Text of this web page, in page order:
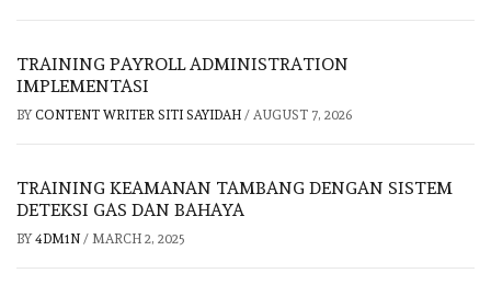
TRAINING PAYROLL ADMINISTRATION
IMPLEMENTASI
BY CONTENT WRITER SITI SAYIDAH / AUGUST 7, 2026
TRAINING KEAMANAN TAMBANG DENGAN SISTEM
DETEKSI GAS DAN BAHAYA
BY 4DM1N / MARCH 2, 2025